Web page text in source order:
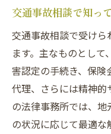
交通事故相談で知っ
交通事故相談で受けら
ます。主なものとし
害認定の手続き、保険
代理、さらには精神的
の法律事務所では、
の状況に応じて最適な